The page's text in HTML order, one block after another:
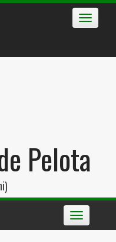
Toggle
Pelota
Toggle
navigation